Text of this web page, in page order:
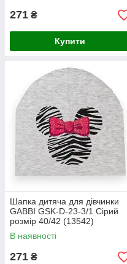
271 ₴
Купити
Шапка дитяча для дівчинки
GABBI GSK-D-23-3/1 Сірий
розмір 40/42 (13542)
В наявності
271 ₴